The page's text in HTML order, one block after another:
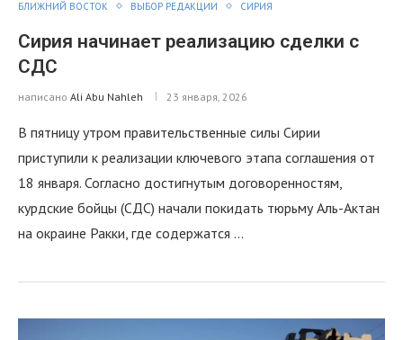
БЛИЖНИЙ ВОСТОК ВЫБОР РЕДАКЦИИ СИРИЯ
Сирия начинает реализацию сделки с
СДС
написано Ali Abu Nahleh 23 января, 2026
В пятницу утром правительственные силы Сирии
приступили к реализации ключевого этапа соглашения от
18 января. Согласно достигнутым договоренностям,
курдские бойцы (СДС) начали покидать тюрьму Аль-Актан
на окраине Ракки, где содержатся …